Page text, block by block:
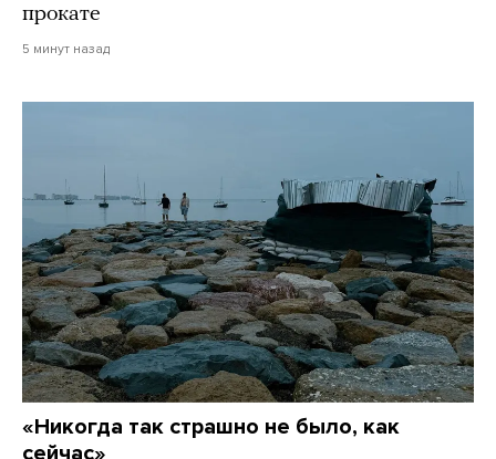
прокате
5 минут назад
«Никогда так страшно не было, как
сейчас»